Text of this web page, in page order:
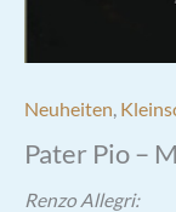
Neuheiten,
Pater Pio –
Renzo Allegri: